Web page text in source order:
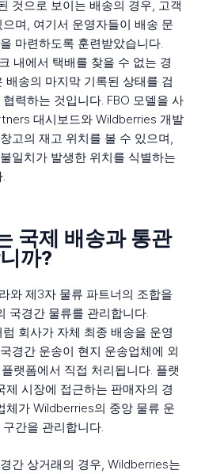
것으로 보이는 배송의 경우, 고객
며, 여기서 운영자들이 배송 문
마련하도록 훈련받았습니다.
내에서 택배를 찾을 수 없는 경
배송의 마지막 기록된 상태를 검
력하는 것입니다. FBO 모델을 사
대시보드와 Wildberries 개발
고의 재고 위치를 볼 수 있으며,
일치가 발생한 위치를 식별하는
국제 배송과 통관
까?
와 제3자 물류 파트너의 조합을
국경간 물류를 관리합니다.
회사가 자체 최종 배송을 운영
경간 운송이 현지 운송업체에 외
랫폼에서 직접 처리됩니다. 플랫
제 시장에 접근하는 판매자의 경
체가 Wildberries의 중앙 물류 운
간을 관리합니다.
간 상거래의 경우, Wildberries는